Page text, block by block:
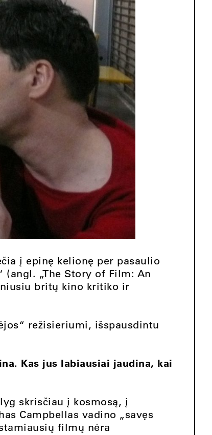
į epinę kelionę per pasaulio
„The Story of Film: An
britų kino kritiko ir
režisieriumi, išspausdintu
Kas jus labiausiai jaudina, kai
skrisčiau į kosmosą, į
Campbellas vadino „savęs
filmų nėra